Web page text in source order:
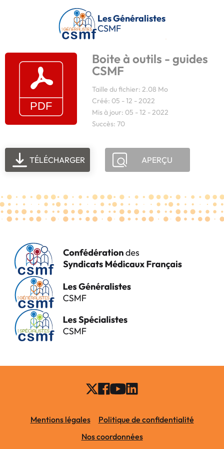
Passer au contenu principal
Les Généralistes
CSMF
Boite à outils - guides
CSMF
Taille du fichier: 2.08 Mo
Créé: 05 - 12 - 2022
Mis à jour: 05 - 12 - 2022
Succès: 70
TÉLÉCHARGER APERÇU
Mentions légales
Politique de confidentialité
Nos coordonnées